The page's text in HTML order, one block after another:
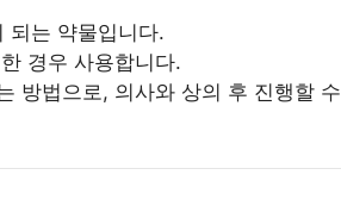
되는 약물입니다.
경우 사용합니다.
방법으로, 의사와 상의 후 진행할 수